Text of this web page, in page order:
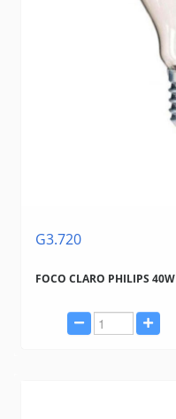
G3.720
FOCO CLARO PHILIPS 40W